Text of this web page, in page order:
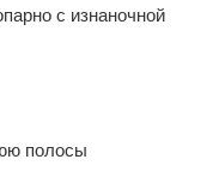
с изнаночной
полосы